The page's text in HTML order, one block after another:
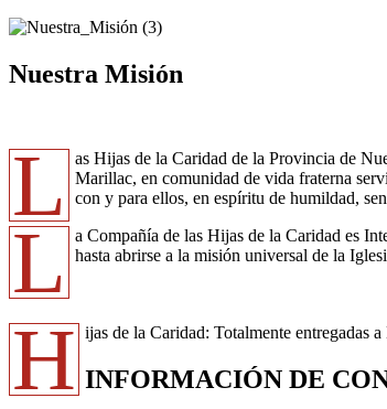
Nuestra Misión
L
as Hijas de la Caridad de la Provincia de
Marillac, en comunidad de vida fraterna
con y para ellos, en espíritu de humildad,
L
a Compañía de las Hijas de la Caridad es
hasta abrirse a la misión universal de la
H ijas de la Caridad: Totalmente entregadas
INFORMACIÓN DE